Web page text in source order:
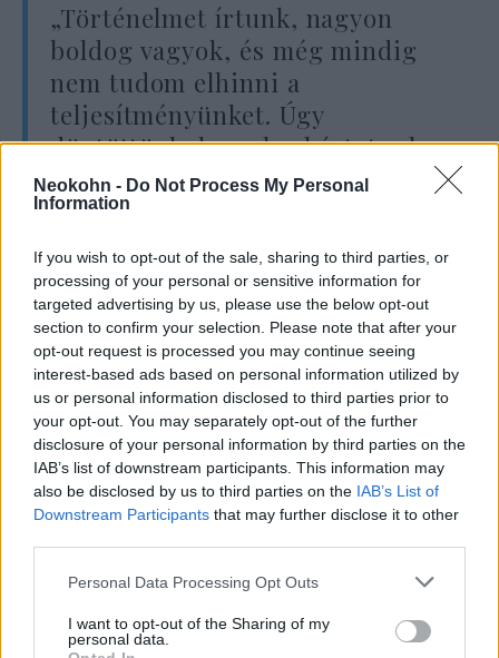
Neokohn - Do Not Process My Personal
Information
If you wish to opt-out of the sale, sharing to third parties, or
processing of your personal or sensitive information for
targeted advertising by us, please use the below opt-out
section to confirm your selection. Please note that after your
opt-out request is processed you may continue seeing
interest-based ads based on personal information utilized by
us or personal information disclosed to third parties prior to
your opt-out. You may separately opt-out of the further
disclosure of your personal information by third parties on the
IAB’s list of downstream participants. This information may
also be disclosed by us to third parties on the IAB’s List of
Downstream Participants that may further disclose it to other
Please note that this website/app uses one or more Google
not limited to your visit or usage behaviour. You may click to
grant or deny consent to Google and its third-party tags to
Personal Data Processing Opt Outs
I want to opt-out of the Sharing of my
personal data.
„Történelmet írtunk, nagyon
boldog vagyok, és még mindig
nem tudom elhinni a
teljesítményünket. Úgy
döntöttünk, hogy kockáztatunk
és emeljük a nehézségi szintet,
hogy felülmúljuk az erős
amerikai és kanadai csapatokat,
de nem gondoltam volna, hogy
legyőzzük Japánt és Ukrajnát,
akik olimpiai érmesek”
– mondta.
Izraelnek ez a második érme a versenyen,
miután korábban már nyert egy bronzérmet.